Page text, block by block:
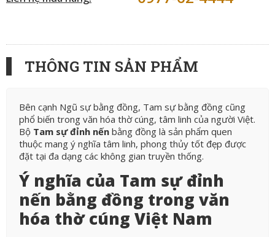
THÔNG TIN SẢN PHẨM
Bên cạnh Ngũ sự bằng đồng, Tam sự bằng đồng cũng
phổ biến trong văn hóa thờ cúng, tâm linh của người Việt.
Bộ Tam sự đỉnh nến bằng đồng là sản phẩm quen
thuộc mang ý nghĩa tâm linh, phong thủy tốt đẹp được
đặt tại đa dạng các không gian truyền thống.
Ý nghĩa của Tam sự đỉnh
nến bằng đồng trong văn
hóa thờ cúng Việt Nam